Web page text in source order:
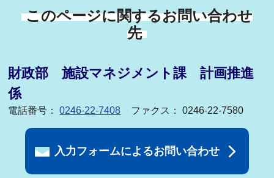
このページに関するお問い合わせ
先
財政部 施設マネジメント課 計画推進
係
電話番号：0246-22-7408 ファクス： 0246-22-7580
入力フォームによるお問い合わせ